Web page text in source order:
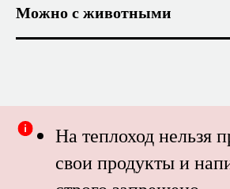
Можно с животными
На теплоход нельзя
свои продукты и